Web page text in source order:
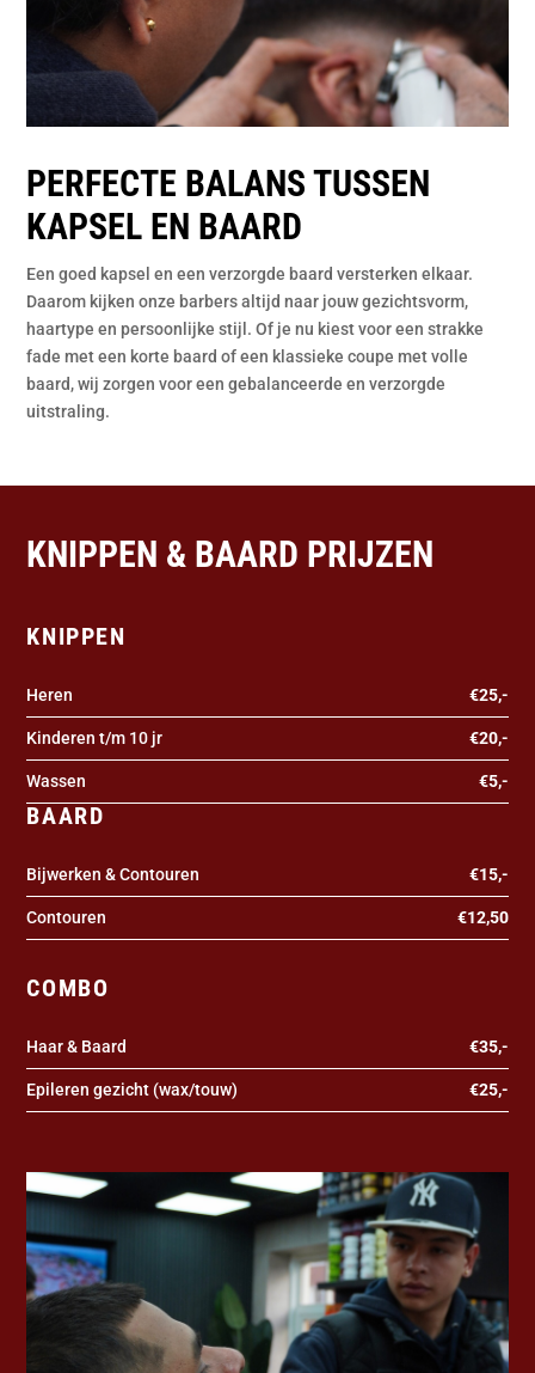
PERFECTE BALANS TUSSEN
KAPSEL EN BAARD
Een goed kapsel en een verzorgde baard versterken elkaar.
Daarom kijken onze barbers altijd naar jouw gezichtsvorm,
haartype en persoonlijke stijl. Of je nu kiest voor een strakke
fade met een korte baard of een klassieke coupe met volle
baard, wij zorgen voor een gebalanceerde en verzorgde
uitstraling.
KNIPPEN & BAARD PRIJZEN
KNIPPEN
Heren €25,-
Kinderen t/m 10 jr €20,-
Wassen €5,-
BAARD
Bijwerken & Contouren €15,-
Contouren €12,50
COMBO
Haar & Baard €35,-
Epileren gezicht (wax/touw) €25,-